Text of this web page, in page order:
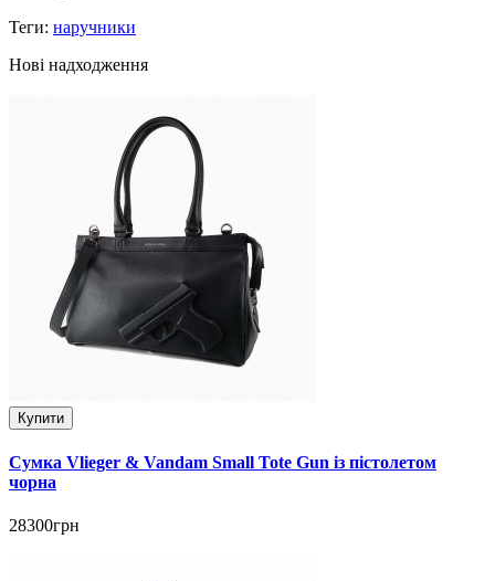
Теги: наручники
Нові надходження
Купити
Сумка Vlieger & Vandam Small Tote Gun із пістолетом
чорна
28300грн